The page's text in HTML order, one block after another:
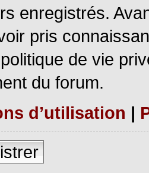
enregistrés.
pris
de vie
du forum.
d’utilisation |